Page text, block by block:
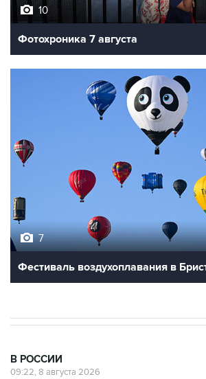
10
Фотохроника 7 августа
7
Фестиваль воздухоплавания в
В РОССИИ
09:22, 8 августа 2026